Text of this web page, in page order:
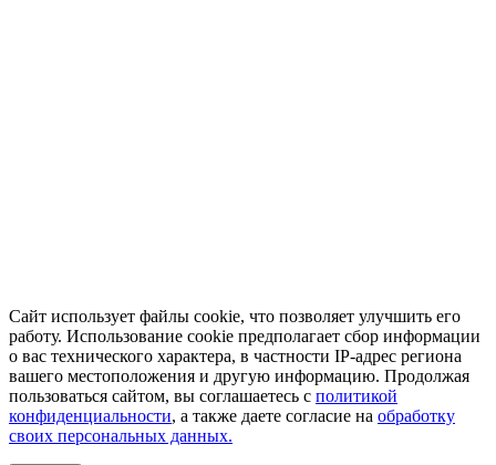
Сайт использует файлы cookie, что позволяет улучшить его
работу. Использование cookie предполагает сбор информации
о вас технического характера, в частности IP-адрес региона
вашего местоположения и другую информацию. Продолжая
пользоваться сайтом, вы соглашаетесь с политикой
конфиденциальности, а также даете согласие на обработку
своих персональных данных.